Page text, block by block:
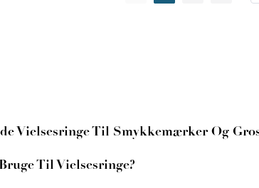
Vielsesringe Til Smykkemærker Og
Til Vielsesringe?